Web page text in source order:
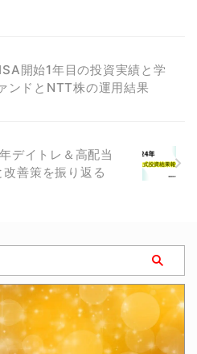
開始1年目の投資実績と学
ンドとNTT株の運用結果
デイトレ＆高配当
善策を振り返る